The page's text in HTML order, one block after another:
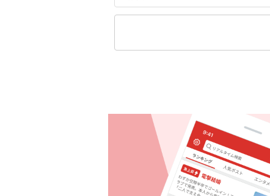
そういう母親が大好きです。今も昔も
数
ス
ね